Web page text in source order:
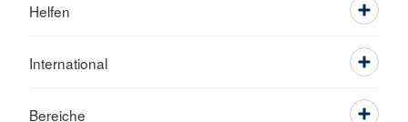
Helfen
International
Bereiche